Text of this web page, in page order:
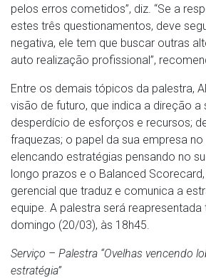
pelos erros cometidos”, diz. “Se a
estes três questionamentos, deve
negativa, ele tem que buscar outras
auto realização profissional”,
Entre os demais tópicos da palestra,
visão de futuro, que indica a direção a
desperdício de esforços e recursos;
fraquezas; o papel da sua empresa
elencando estratégias pensando no
longo prazos e o Balanced
gerencial que traduz e comunica a
equipe. A palestra será
domingo (20/03), às 18h45.
Serviço – Palestra “Ovelhas vencendo
estratégia”